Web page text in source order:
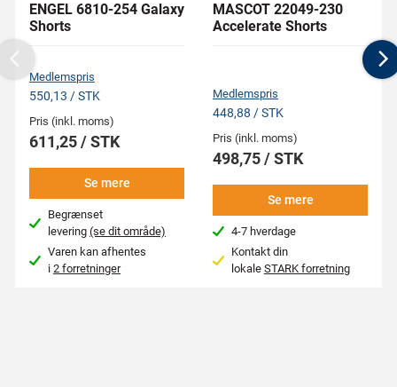
ENGEL 6810-254 Galaxy
Shorts
Medlemspris
550,13 / STK
Pris (inkl. moms)
611,25 / STK
Se mere
Begrænset
levering(se dit område)
Varen kan afhentes
i2 forretninger
MASCOT 22049-230
Accelerate Shorts
Medlemspris
448,88 / STK
Pris (inkl. moms)
498,75 / STK
Se mere
4-7 hverdage
Kontakt din
lokale STARK forretning
Previous